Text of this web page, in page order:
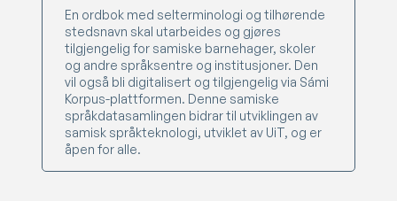
En ordbok med selterminologi og tilhørende
stedsnavn skal utarbeides og gjøres
tilgjengelig for samiske barnehager, skoler
og andre språksentre og institusjoner. Den
vil også bli digitalisert og tilgjengelig via Sámi
Korpus-plattformen. Denne samiske
språkdatasamlingen bidrar til utviklingen av
samisk språkteknologi, utviklet av UiT, og er
åpen for alle.